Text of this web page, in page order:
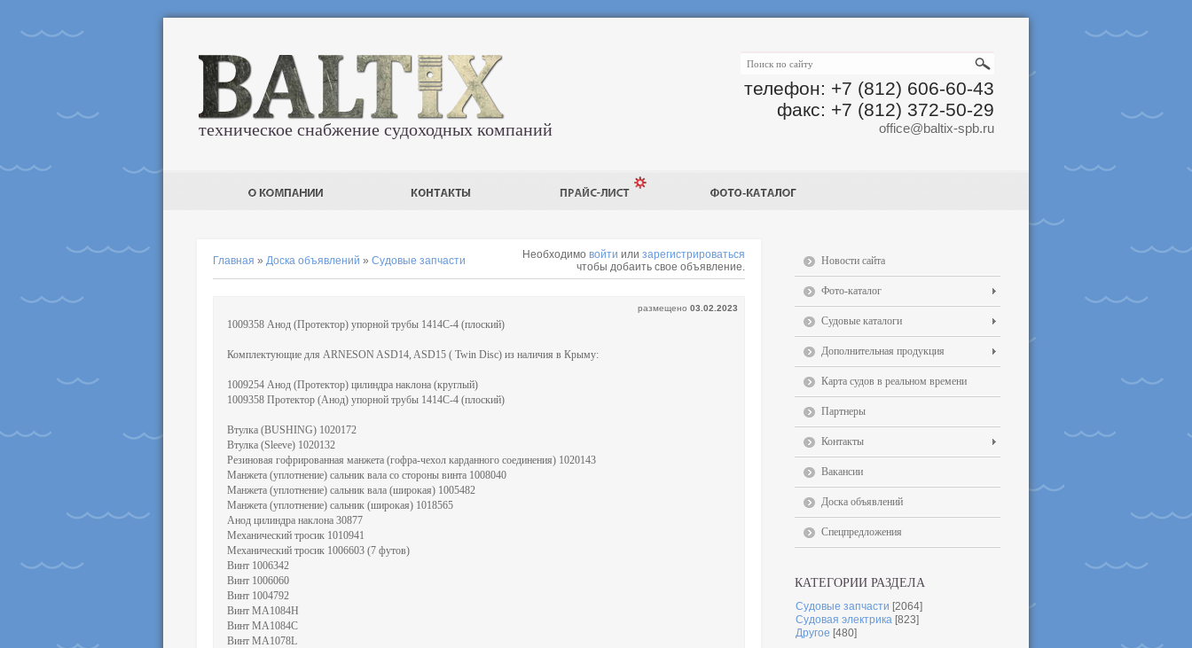
телефон: +7 (812) 606-60-43
факс: +7 (812) 372-50-29
office@baltix-spb.ru
техническое снабжение судоходных компаний
Главная » Доска объявлений » Судовые запчасти Необходимо войти или зарегистрироваться
чтобы добаить свое объявление.
размещено 03.02.2023
1009358 Анод (Протектор) упорной трубы 1414С-4 (плоский)
Комплектующие для ARNESON ASD14, ASD15 ( Twin Disc) из наличия в Крыму:
1009254 Анод (Протектор) цилиндра наклона (круглый)
1009358 Протектор (Анод) упорной трубы 1414С-4 (плоский)
Втулка (BUSHING) 1020172
Втулка (Sleeve) 1020132
Резиновая гофрированная манжета (гофра-чехол карданного соединения) 1020143
Манжета (уплотнение) сальник вала со стороны винта 1008040
Манжета (уплотнение) сальник вала (широкая) 1005482
Манжета (уплотнение) сальник (широкая) 1018565
Анод цилиндра наклона 30877
Механический тросик 1010941
Механический тросик 1006603 (7 футов)
Винт 1006342
Винт 1006060
Винт 1004792
Винт MA1084H
Винт MA1084C
Винт MA1078L
Новости сайта
Фото-каталог
Судовые каталоги
Дополнительная продукция
Карта судов в реальном времени
Партнеры
Контакты
Вакансии
Доска объявлений
Спецпредложения
КАТЕГОРИИ РАЗДЕЛА
Судовые запчасти [2064]
Судовая электрика [823]
Другое [480]